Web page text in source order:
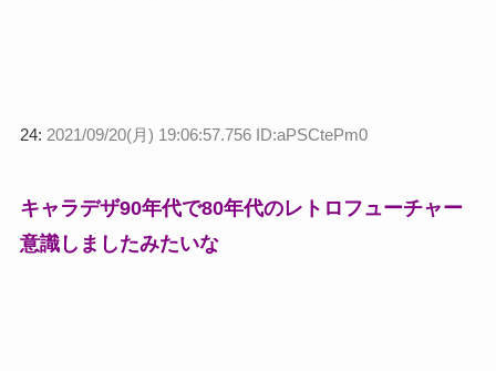
24: 2021/09/20(月) 19:06:57.756 ID:aPSCtePm0
キャラデザ90年代で80年代のレトロフューチャー
意識しましたみたいな